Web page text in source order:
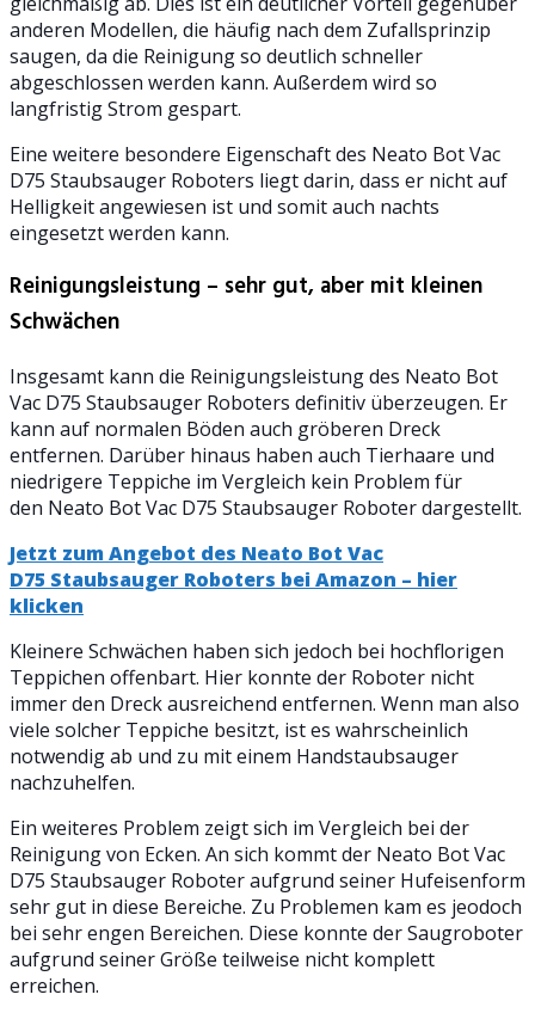
anderen Modellen, die häufig nach dem Zufallsprinzip
saugen, da die Reinigung so deutlich schneller
abgeschlossen werden kann. Außerdem wird so
langfristig Strom gespart.
Eine weitere besondere Eigenschaft des Neato Bot Vac
D75 Staubsauger Roboters liegt darin, dass er nicht auf
Helligkeit angewiesen ist und somit auch nachts
eingesetzt werden kann.
Reinigungsleistung – sehr gut, aber mit kleinen
Schwächen
Insgesamt kann die Reinigungsleistung des Neato Bot
Vac D75 Staubsauger Roboters definitiv überzeugen. Er
kann auf normalen Böden auch gröberen Dreck
entfernen. Darüber hinaus haben auch Tierhaare und
niedrigere Teppiche im Vergleich kein Problem für
den Neato Bot Vac D75 Staubsauger Roboter dargestellt.
Jetzt zum Angebot des Neato Bot Vac
D75 Staubsauger Roboters bei Amazon – hier
klicken
Kleinere Schwächen haben sich jedoch bei hochflorigen
Teppichen offenbart. Hier konnte der Roboter nicht
immer den Dreck ausreichend entfernen. Wenn man also
viele solcher Teppiche besitzt, ist es wahrscheinlich
notwendig ab und zu mit einem Handstaubsauger
nachzuhelfen.
Ein weiteres Problem zeigt sich im Vergleich bei der
Reinigung von Ecken. An sich kommt der Neato Bot Vac
D75 Staubsauger Roboter aufgrund seiner Hufeisenform
sehr gut in diese Bereiche. Zu Problemen kam es jeodoch
bei sehr engen Bereichen. Diese konnte der Saugroboter
aufgrund seiner Größe teilweise nicht komplett
erreichen.